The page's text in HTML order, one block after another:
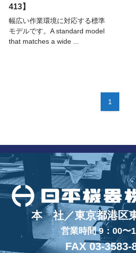
413】
幅広い作業環境に対応する標準
モデルです。A standard model
that matches a wide ...
1
本 社／東京都港区
営業時間 9：00〜
FAX 03-3583-